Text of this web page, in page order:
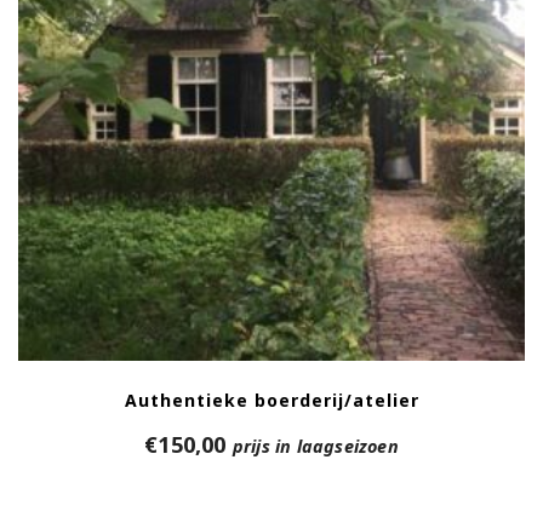
Authentieke boerderij/atelier
€150,00 prijs in laagseizoen